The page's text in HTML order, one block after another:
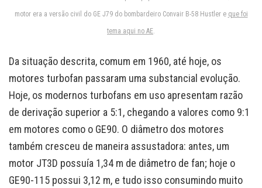
motor era a versão civil do GE J79 do bombardeiro Convair B-58 Hustler e que foi
tema aqui no AE
Da situação descrita, comum em 1960, até hoje, os
motores turbofan passaram uma substancial evolução.
Hoje, os modernos turbofans em uso apresentam razão
de derivação superior a 5:1, chegando a valores como 9:1
em motores como o GE90. O diâmetro dos motores
também cresceu de maneira assustadora: antes, um
motor JT3D possuía 1,34 m de diâmetro de fan; hoje o
GE90-115 possui 3,12 m, e tudo isso consumindo muito